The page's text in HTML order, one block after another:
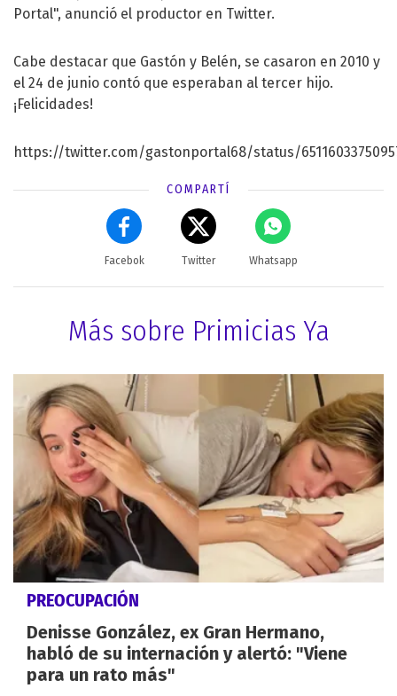
Portal", anunció el productor en Twitter.
Cabe destacar que Gastón y Belén, se casaron en 2010 y
el 24 de junio contó que esperaban al tercer hijo.
¡Felicidades!
https://twitter.com/gastonportal68/status/
COMPARTÍ
Facebok Twitter Whatsapp
Más sobre Primicias Ya
PREOCUPACIÓN
Denisse González, ex Gran Hermano,
habló de su internación y alertó: "Viene
para un rato más"